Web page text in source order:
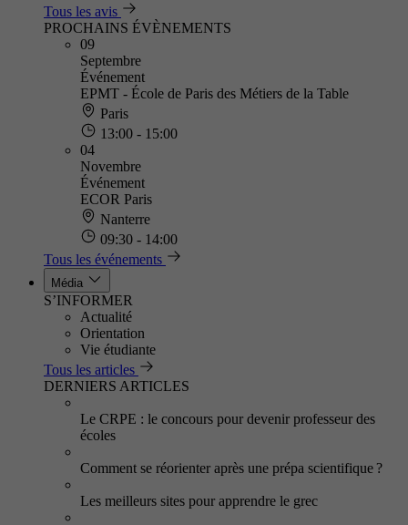
Tous les avis
PROCHAINS ÉVÈNEMENTS
09
Septembre
Événement
EPMT - École de Paris des Métiers de la Table
Paris
13:00 - 15:00
04
Novembre
Événement
ECOR Paris
Nanterre
09:30 - 14:00
Tous les événements
Média
S’INFORMER
Actualité
Orientation
Vie étudiante
Tous les articles
DERNIERS ARTICLES
Le CRPE : le concours pour devenir professeur des
écoles
Comment se réorienter après une prépa scientifique ?
Les meilleurs sites pour apprendre le grec